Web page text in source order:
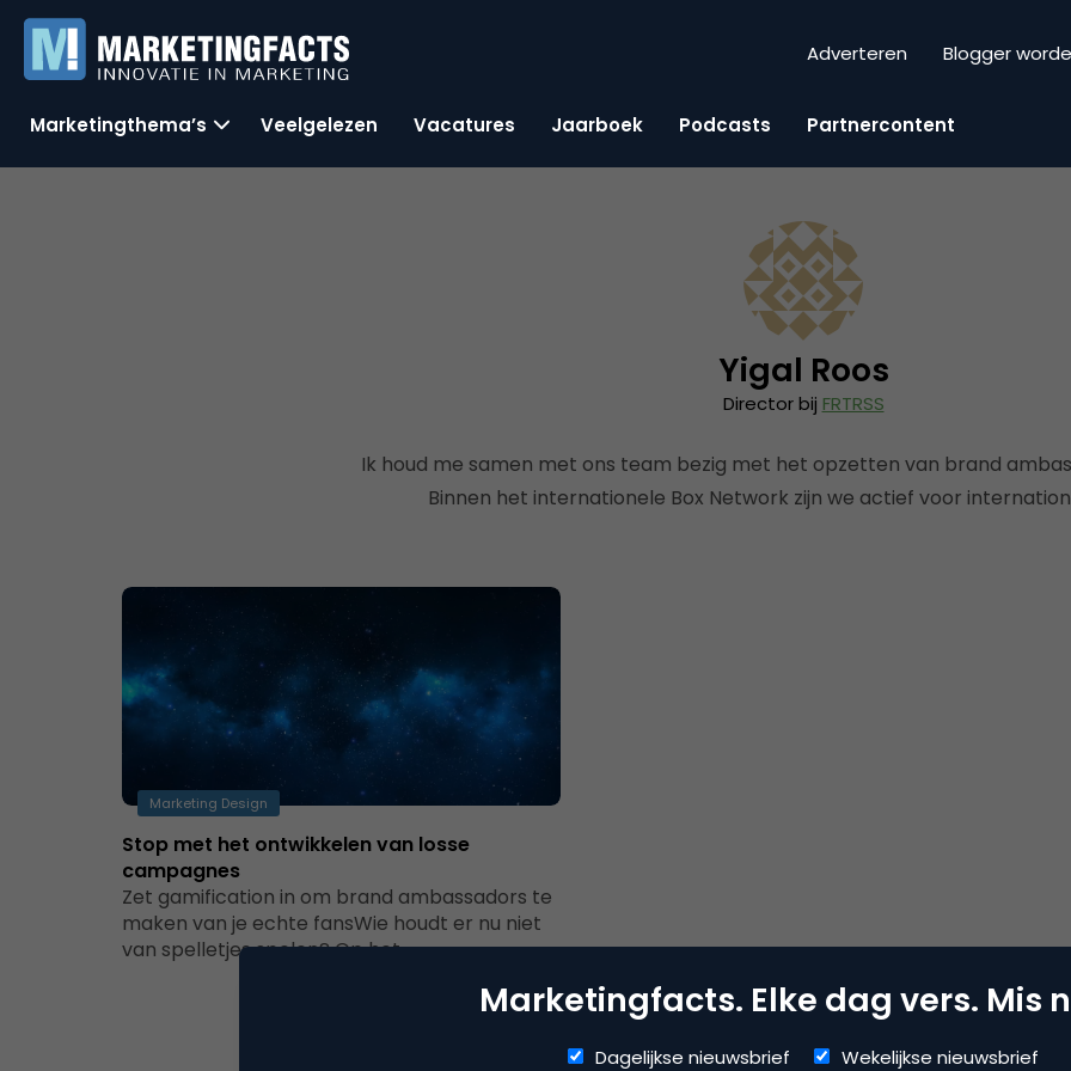
Adverteren Blogger
Marketingthema’s Veelgelezen Vacatures Jaarboek Podcasts Partnercontent
Yigal Roos
Director bij FRTRSS
Ik houd me samen met ons team bezig met het opzetten van brand
Binnen het internationele Box Network zijn we actief voor
Marketing Design
Stop met het ontwikkelen van losse
campagnes
Zet gamification in om brand ambassadors te
maken van je echte fansWie houdt er nu niet
van spelletjes spelen? Op het…
Marketingfacts. Elke dag vers. Mis
Dagelijkse nieuwsbrief Wekelijkse nieuwsbrief